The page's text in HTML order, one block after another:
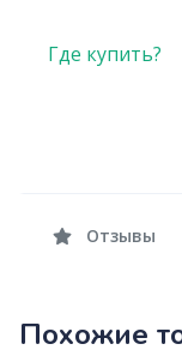
Где купить?
Отзывы
Похожие